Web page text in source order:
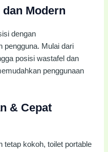
Modern
dengan
pengguna. Mulai dari
posisi wastafel dan
penggunaan
& Cepat
tetap kokoh, toilet portable